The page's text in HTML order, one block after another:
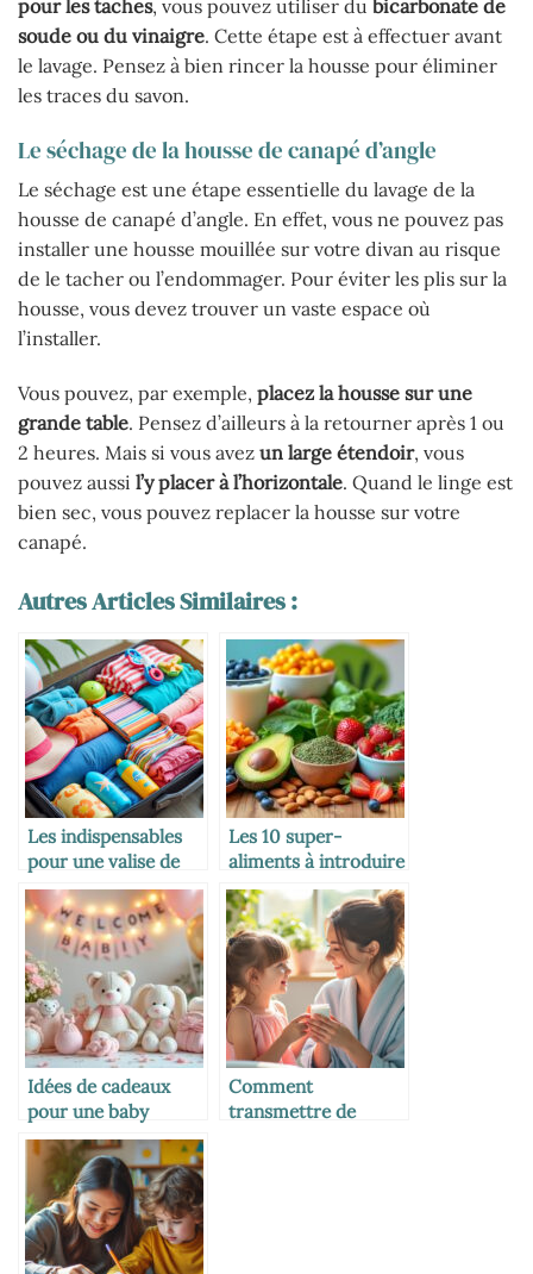
pour les taches, vous pouvez utiliser du bicarbonate de
soude ou du vinaigre. Cette étape est à effectuer avant
le lavage. Pensez à bien rincer la housse pour éliminer
les traces du savon.
Le séchage de la housse de canapé d’angle
Le séchage est une étape essentielle du lavage de la
housse de canapé d’angle. En effet, vous ne pouvez pas
installer une housse mouillée sur votre divan au risque
de le tacher ou l’endommager. Pour éviter les plis sur la
housse, vous devez trouver un vaste espace où
l’installer.
Vous pouvez, par exemple, placez la housse sur une
grande table. Pensez d’ailleurs à la retourner après 1 ou
2 heures. Mais si vous avez un large étendoir, vous
pouvez aussi l’y placer à l’horizontale. Quand le linge est
bien sec, vous pouvez replacer la housse sur votre
canapé.
Autres Articles Similaires :
Les indispensables
pour une valise de
vacances avec
enfants
Les 10 super-
aliments à introduire
dans l’alimentation
des enfants
Idées de cadeaux
pour une baby
shower réussie
Comment
transmettre de